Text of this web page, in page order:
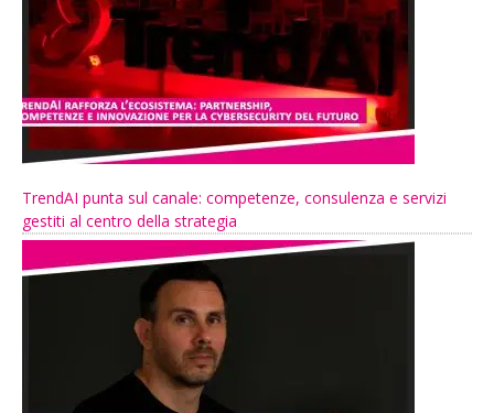
TrendAI punta sul canale: competenze, consulenza e servizi
gestiti al centro della strategia